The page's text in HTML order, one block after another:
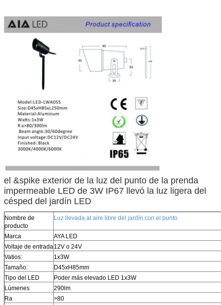
el &spike exterior de la luz del punto de la prenda
impermeable LED de 3W IP67 llevó la luz ligera del
césped del jardín LED
Nombre de
producto
Luz llevada al aire libre del jardín con el punto
Marca
AYA LED
Voltaje de entrada12V o 24V
Vatios:
1x3W
Tamaño:
D45xH85mm
Tipo del LED
Poder más elevado LED 1x3W
Lúmenes
290lm
Ra
>80